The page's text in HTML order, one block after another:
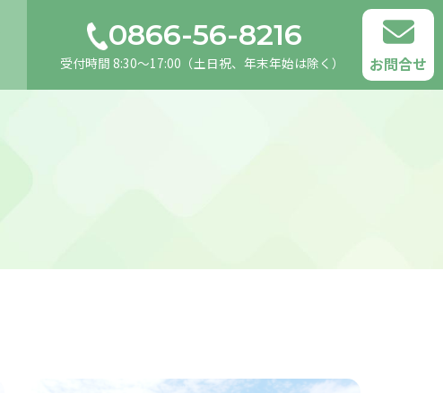
0866-56-8216
受付時間 8:30〜17:00（土日祝、年末年始は除く） お問合せ